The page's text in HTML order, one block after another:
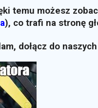
temu możesz
), co trafi na stronę
dołącz do